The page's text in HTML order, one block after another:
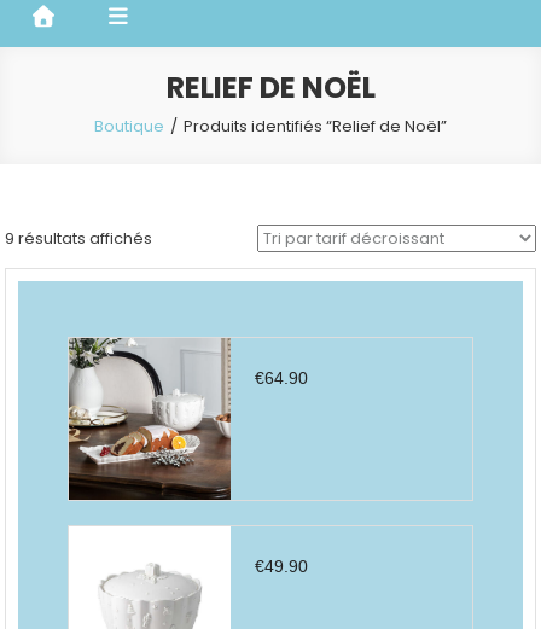
RELIEF DE NOËL
Boutique Produits identifiés “Relief de Noël”
9 résultats affichés
par
€64.90
€49.90